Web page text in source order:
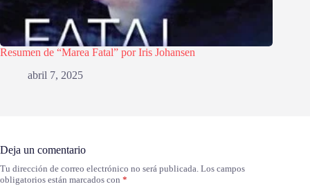
Resumen de “Marea Fatal” por Iris Johansen
abril 7, 2025
Deja un comentario
Tu dirección de correo electrónico no será publicada. Los campos
obligatorios están marcados con *